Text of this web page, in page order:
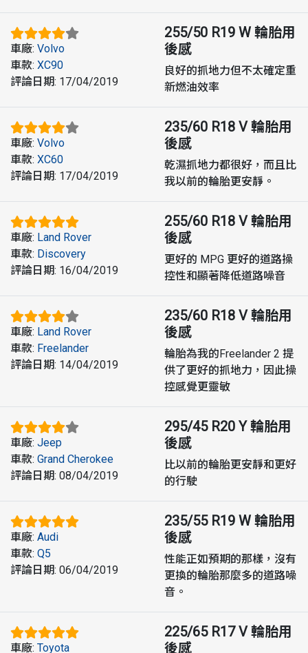
車廠: Volvo
車款: XC90
評論日期: 17/04/2019
255/50 R19 W 輪胎用
後感
良好的抓地力但不太確定重
新燃油效率
車廠: Volvo
車款: XC60
評論日期: 17/04/2019
235/60 R18 V 輪胎用
後感
乾濕抓地力都很好，而且比
我以前的輪胎更安靜。
車廠: Land Rover
車款: Discovery
評論日期: 16/04/2019
255/60 R18 V 輪胎用
後感
更好的 MPG 更好的道路操
控性和顯著降低道路噪音
車廠: Land Rover
車款: Freelander
評論日期: 14/04/2019
235/60 R18 V 輪胎用
後感
輪胎為我的Freelander 2 提
供了更好的抓地力，因此操
控感覺更靈敏
車廠: Jeep
車款: Grand Cherokee
評論日期: 08/04/2019
295/45 R20 Y 輪胎用
後感
比以前的輪胎更安靜和更好
的行駛
車廠: Audi
車款: Q5
評論日期: 06/04/2019
235/55 R19 W 輪胎用
後感
性能正如預期的那樣，沒有
更換的輪胎那麼多的道路噪
音。
車廠: Toyota
225/65 R17 V 輪胎用
後感